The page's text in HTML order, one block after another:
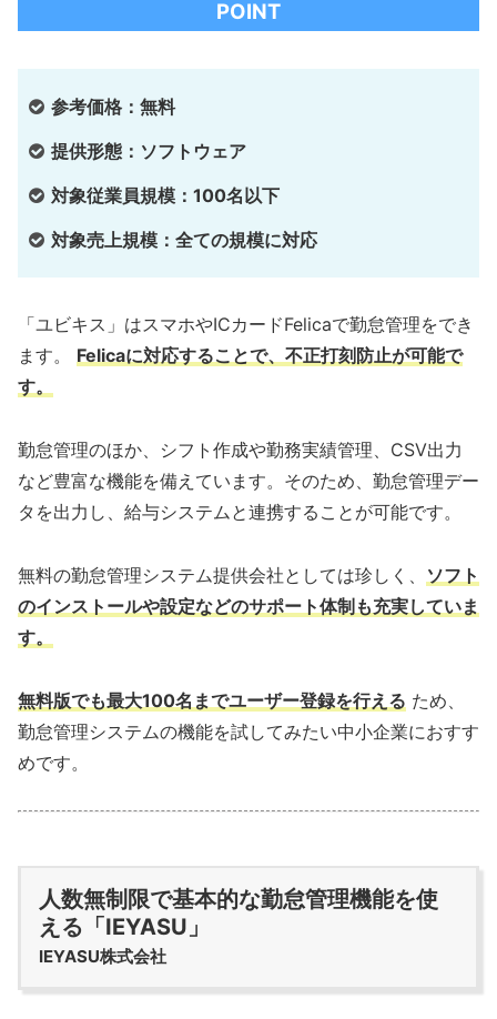
POINT
参考価格：無料
提供形態：ソフトウェア
対象従業員規模：100名以下
対象売上規模：全ての規模に対応
「ユビキス」はスマホやICカードFelicaで勤怠管理をでき
ます。 Felicaに対応することで、不正打刻防止が可能で
す。
勤怠管理のほか、シフト作成や勤務実績管理、CSV出力
など豊富な機能を備えています。そのため、勤怠管理デー
タを出力し、給与システムと連携することが可能です。
無料の勤怠管理システム提供会社としては珍しく、 ソフト
のインストールや設定などのサポート体制も充実していま
す。
無料版でも最大100名までユーザー登録を行える ため、
勤怠管理システムの機能を試してみたい中小企業におすす
めです。
人数無制限で基本的な勤怠管理機能を使
える「IEYASU」
IEYASU株式会社